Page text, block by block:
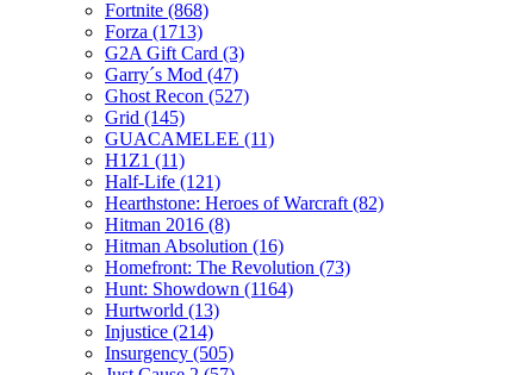
Fortnite (868)
Forza (1713)
G2A Gift Card (3)
Garry´s Mod (47)
Ghost Recon (527)
Grid (145)
GUACAMELEE (11)
H1Z1 (11)
Half-Life (121)
Hearthstone: Heroes of Warcraft (82)
Hitman 2016 (8)
Hitman Absolution (16)
Homefront: The Revolution (73)
Hunt: Showdown (1164)
Hurtworld (13)
Injustice (214)
Insurgency (505)